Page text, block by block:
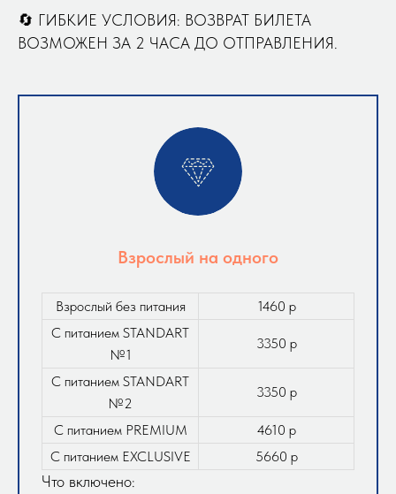
🔄 ГИБКИЕ УСЛОВИЯ: ВОЗВРАТ БИЛЕТА
ВОЗМОЖЕН ЗА 2 ЧАСА ДО ОТПРАВЛЕНИЯ.
Взрослый на одного
Взрослый без питания
1460 р
С питанием STANDART
№1
3350 р
С питанием STANDART
№2
3350 р
С питанием PREMIUM
4610 р
С питанием EXCLUSIVE
5660 р
Что включено: